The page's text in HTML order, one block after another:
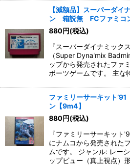
【減額品】スーパーダ
ン 箱説無 FCファミコ
880円(税込)
『スーパーダイナミック
（Super Dyna'mix
ップから発売されたファ
ポーツゲームです。 主な
ファミリーサーキット
ン【9m4】
880円(税込)
『ファミリーサーキット
にナムコから発売された
ムです。 ジャンル: レー
ップビュー（真上視点）